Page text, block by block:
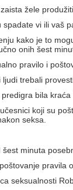
žele
spadate vi ili vaš
kako je to
onih šest
pravilo i
trebali
bila
koji su
seksa.
minuta
pravila
seksualnosti